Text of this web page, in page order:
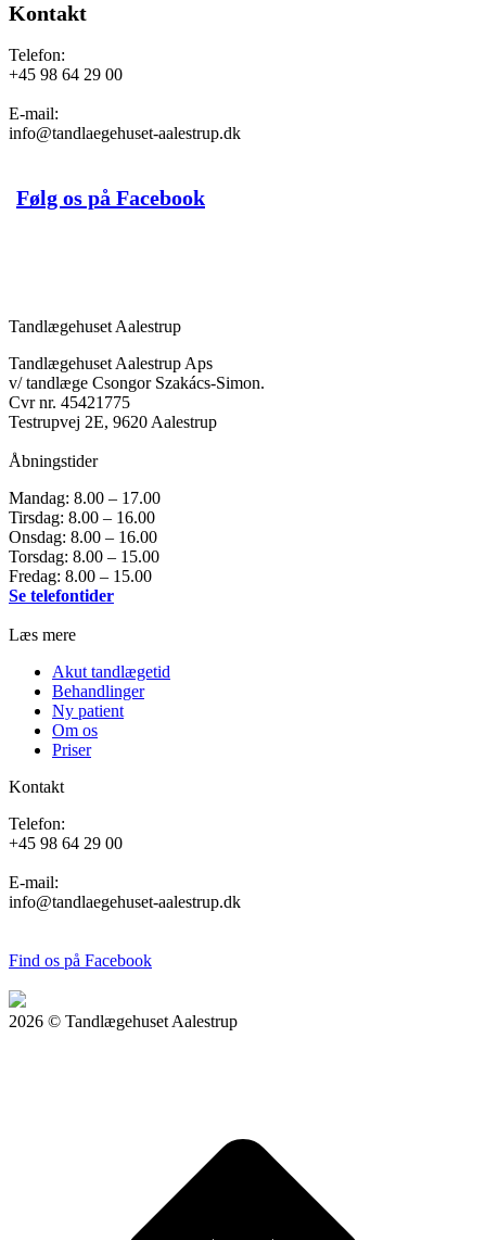
Kontakt
Telefon:
+45 98 64 29 00
E-mail:
info@tandlaegehuset-aalestrup.dk
Følg os på Facebook
Tandlægehuset Aalestrup
Tandlægehuset Aalestrup Aps
v/ tandlæge Csongor Szakács-Simon.
Cvr nr. 45421775
Testrupvej 2E, 9620 Aalestrup
Åbningstider
Mandag: 8.00 – 17.00
Tirsdag: 8.00 – 16.00
Onsdag: 8.00 – 16.00
Torsdag: 8.00 – 15.00
Fredag: 8.00 – 15.00
Se telefontider
Læs mere
Akut tandlægetid
Behandlinger
Ny patient
Om os
Priser
Kontakt
Telefon:
+45 98 64 29 00
E-mail:
info@tandlaegehuset-aalestrup.dk
Find os på Facebook
2026 © Tandlægehuset Aalestrup